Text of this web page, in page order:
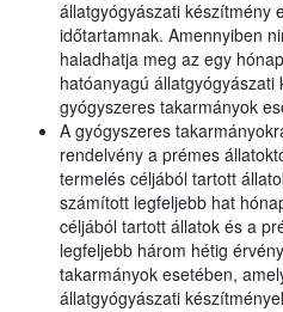
állatgyógyászati készítmény
időtartamnak. Amennyiben
haladhatja meg az egy
hatóanyagú
gyógyszeres takarmányok
A gyógyszeres
rendelvény a prémes
termelés céljából tartott
számított legfeljebb hat
céljából tartott állatok és a
legfeljebb három hétig
takarmányok esetében,
állatgyógyászati